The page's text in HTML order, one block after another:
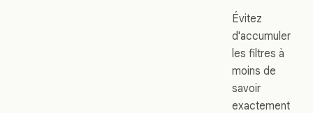
Évitez
d'accumuler
les filtres à
moins de
savoir
exactement